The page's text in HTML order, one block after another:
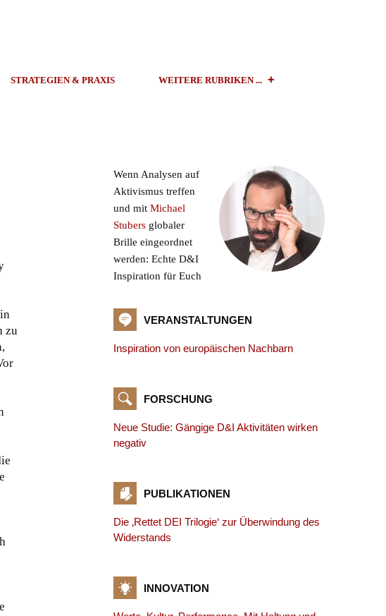
STRATEGIEN & PRAXIS WEITERE RUBRIKEN ...
zu
Wenn Analysen auf
Aktivismus treffen
und mit Michael
Stubers globaler
Brille eingeordnet
werden: Echte D&I
Inspiration für Euch
VERANSTALTUNGEN
Inspiration von europäischen Nachbarn
FORSCHUNG
Neue Studie: Gängige D&I Aktivitäten wirken
negativ
PUBLIKATIONEN
Die ‚Rettet DEI Trilogie‘ zur Überwindung des
Widerstands
INNOVATION